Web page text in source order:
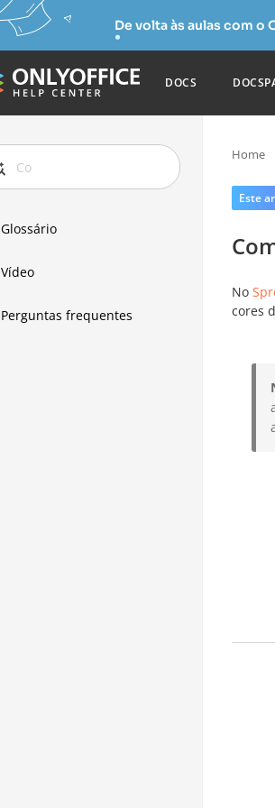
De volta às aulas com o
DOCS
Glossário
Vídeo
Perguntas frequentes
Home
Este
No
cores